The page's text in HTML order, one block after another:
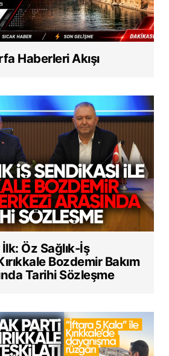
Haberleri Akışı
Öz Sağlık-İş
Bozdemir Bakım
Tarihi Sözleşme